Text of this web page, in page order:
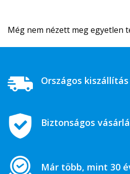
Még nem nézett meg egyetlen
Országos kiszállítás
Biztonságos
Már több, mint 30